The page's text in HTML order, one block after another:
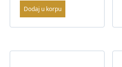
Dodaj u korpu